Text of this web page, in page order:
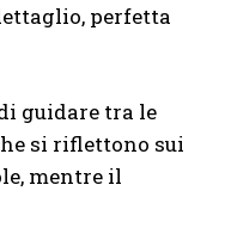
perfetta
guidare tra le
si riflettono sui
mentre il